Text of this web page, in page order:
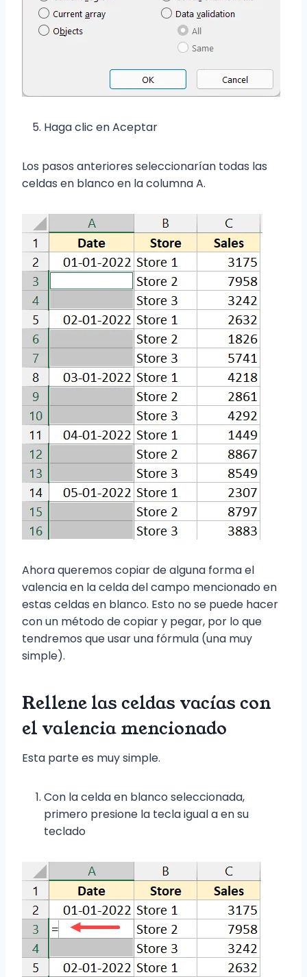
Haga clic en Aceptar
Los pasos anteriores seleccionarían todas las
celdas en blanco en la columna A.
Ahora queremos copiar de alguna forma el
valencia en la celda del campo mencionado en
estas celdas en blanco. Esto no se puede hacer
con un método de copiar y pegar, por lo que
tendremos que usar una fórmula (una muy
simple).
Rellene las celdas vacías con
el valencia mencionado
Esta parte es muy simple.
Con la celda en blanco seleccionada,
primero presione la tecla igual a en su
teclado